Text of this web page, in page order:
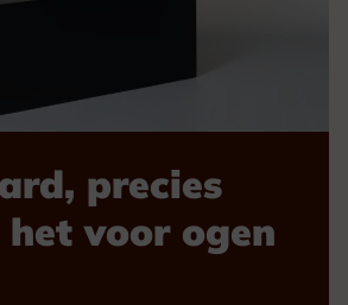
precies
voor ogen